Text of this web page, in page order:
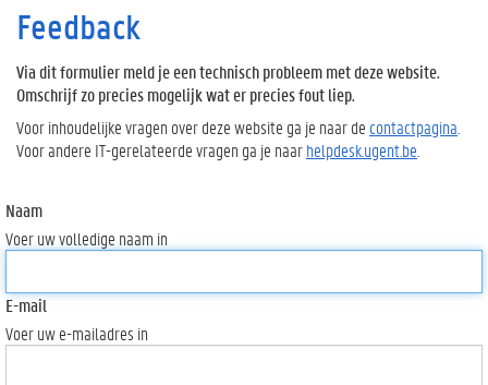
Feedback
Via dit formulier meld je een technisch probleem met deze website.
Omschrijf zo precies mogelijk wat er precies fout liep.
Voor inhoudelijke vragen over deze website ga je naar de contactpagina
Voor andere IT-gerelateerde vragen ga je naarhelpdesk.ugent.be
Naam
Voer uw volledige naam in
E-mail
Voer uw e-mailadres in